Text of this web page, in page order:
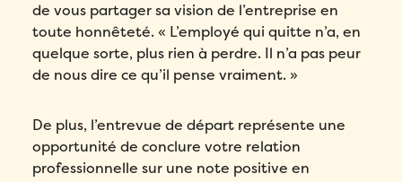
de vous partager sa vision de l’entreprise en
toute honnêteté. « L’employé qui quitte n’a, en
quelque sorte, plus rien à perdre. Il n’a pas peur
de nous dire ce qu’il pense vraiment. »
De plus, l’entrevue de départ représente une
opportunité de conclure votre relation
professionnelle sur une note positive en